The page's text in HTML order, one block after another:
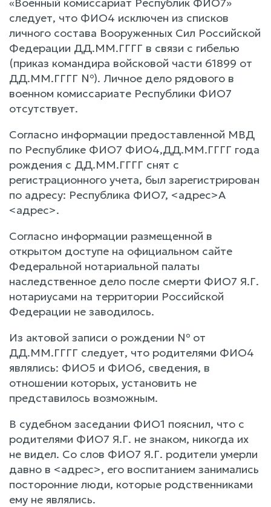
следует, что ФИО4 исключен из списков
личного состава Вооруженных Сил Российской
Федерации ДД.ММ.ГГГГ в связи с гибелью
(приказ командира войсковой части 61899 от
ДД.ММ.ГГГГ №). Личное дело рядового в
военном комиссариате Республики ФИО7
отсутствует.
Согласно информации предоставленной МВД
по Республике ФИО7 ФИО4,ДД.ММ.ГГГГ года
рождения с ДД.ММ.ГГГГ снят с
регистрационного учета, был зарегистрирован
по адресу: Республика ФИО7, <адрес>А
<адрес>.
Согласно информации размещенной в
открытом доступе на официальном сайте
Федеральной нотариальной палаты
наследственное дело после смерти ФИО7 Я.Г.
нотариусами на территории Российской
Федерации не заводилось.
Из актовой записи о рождении № от
ДД.ММ.ГГГГ следует, что родителями ФИО4
являлись: ФИО5 и ФИО6, сведения, в
отношении которых, установить не
представилось возможным.
В судебном заседании ФИО1 пояснил, что с
родителями ФИО7 Я.Г. не знаком, никогда их
не видел. Со слов ФИО7 Я.Г. родители умерли
давно в <адрес>, его воспитанием занимались
посторонние люди, которые родственниками
ему не являлись.